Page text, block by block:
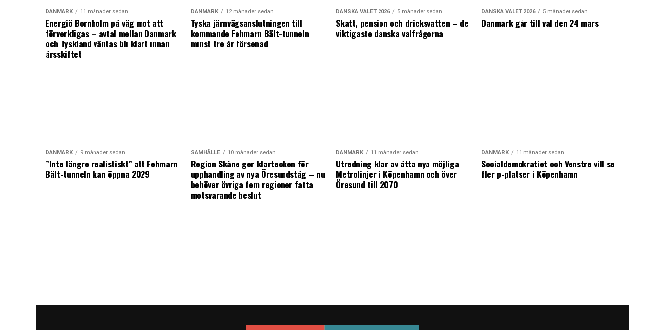
DANMARK 11 månader sedan
Energiö Bornholm på väg mot att
förverkligas – avtal mellan Danmark
och Tyskland väntas bli klart innan
årsskiftet
DANMARK 12 månader sedan
Tyska järnvägsanslutningen till
kommande Fehmarn Bält-tunneln
minst tre år försenad
DANSKA VALET 2026 5 månader sedan
Skatt, pension och dricksvatten – de
viktigaste danska valfrågorna
DANSKA VALET 2026 5 månader sedan
Danmark går till val den 24 mars
DANMARK 9 månader sedan
”Inte längre realistiskt” att Fehmarn
Bält-tunneln kan öppna 2029
SAMHÄLLE 10 månader sedan
Region Skåne ger klartecken för
upphandling av nya Öresundståg – nu
behöver övriga fem regioner fatta
motsvarande beslut
DANMARK 11 månader sedan
Utredning klar av åtta nya möjliga
Metrolinjer i Köpenhamn och över
Öresund till 2070
DANMARK 11 månader sedan
Socialdemokratiet och Venstre vill se
fler p-platser i Köpenhamn